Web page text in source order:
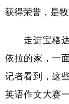
获得荣誉，是
走进宝格达
依拉的家，一
记者看到，这
英语作文大赛